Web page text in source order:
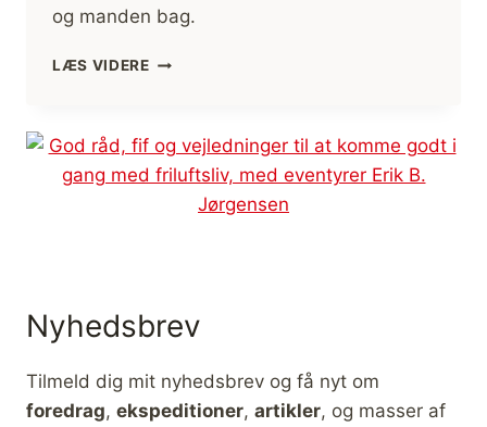
og manden bag.
LÆS VIDERE[PODCASTS]
RASMUSSEN,
ALBATROS
Nyhedsbrev
Tilmeld dig mit nyhedsbrev og få nyt om
foredrag, ekspeditioner, artikler, og masser af